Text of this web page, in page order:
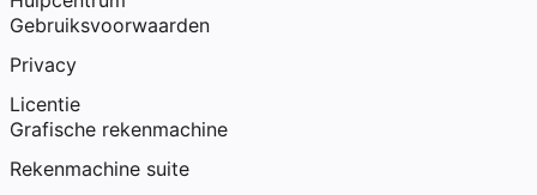
Gebruiksvoorwaarden
Privacy
Licentie
Grafische rekenmachine
Rekenmachine suite